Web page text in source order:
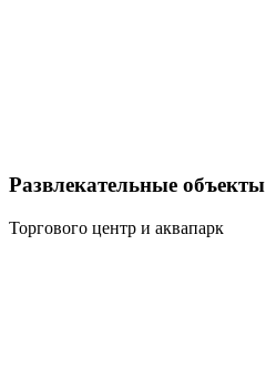
Развлекательные объекты
Торгового центр и аквапарк